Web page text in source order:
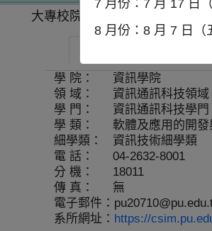
大專校院一覽表
學 院：
資訊學院
領 域：
資訊通訊科技領域
學 門：
資訊通訊科技學門
學 類：
軟體及應用的開
細學類：
資訊技術細學類
電 話：
04-2632-8001
分 機：
18011
傳 真：
無
電子郵件：
系所網址： https://
7 月份：7 月 17 日
8 月份：8 月 7 日（